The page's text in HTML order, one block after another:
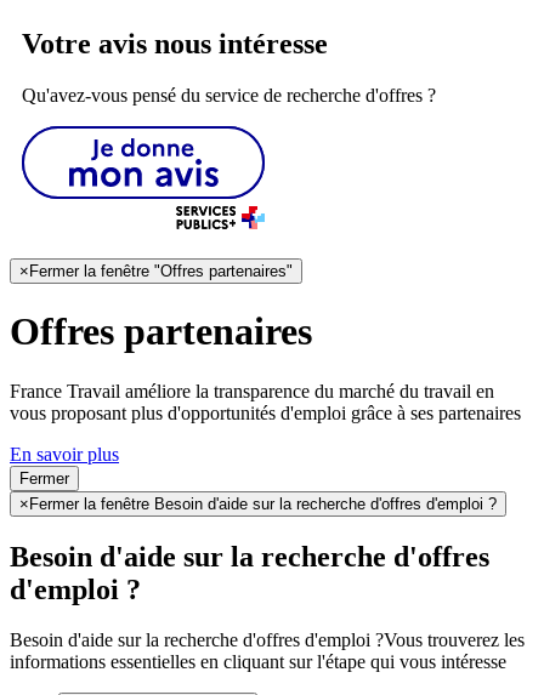
Votre avis nous intéresse
Qu'avez-vous pensé du service de recherche d'offres ?
× Fermer la fenêtre "Offres partenaires"
Offres partenaires
France Travail améliore la transparence du marché du travail en
vous proposant plus d'opportunités d'emploi grâce à ses partenaires
En savoir plus
Fermer
×Fermer la fenêtre Besoin d'aide sur la recherche d'offres d'emploi ?
Besoin d'aide sur la recherche d'offres
d'emploi ?
Besoin d'aide sur la recherche d'offres d'emploi ?Vous trouverez les
informations essentielles en cliquant sur l'étape qui vous intéresse